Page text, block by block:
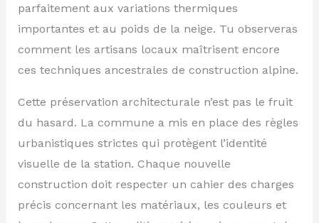
parfaitement aux variations thermiques
importantes et au poids de la neige. Tu observeras
comment les artisans locaux maîtrisent encore
ces techniques ancestrales de construction alpine.
Cette préservation architecturale n’est pas le fruit
du hasard. La commune a mis en place des règles
urbanistiques strictes qui protègent l’identité
visuelle de la station. Chaque nouvelle
construction doit respecter un cahier des charges
précis concernant les matériaux, les couleurs et